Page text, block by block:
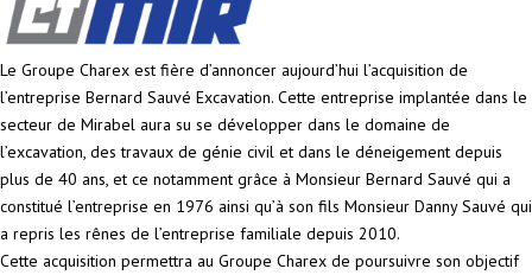
Le Groupe Charex est fière d’annoncer aujourd’hui l’acquisition de
l’entreprise Bernard Sauvé Excavation. Cette entreprise implantée dans le
secteur de Mirabel aura su se développer dans le domaine de
l’excavation, des travaux de génie civil et dans le déneigement depuis
plus de 40 ans, et ce notamment grâce à Monsieur Bernard Sauvé qui a
constitué l’entreprise en 1976 ainsi qu’à son fils Monsieur Danny Sauvé qui
a repris les rênes de l’entreprise familiale depuis 2010.
Cette acquisition permettra au Groupe Charex de poursuivre son objectif